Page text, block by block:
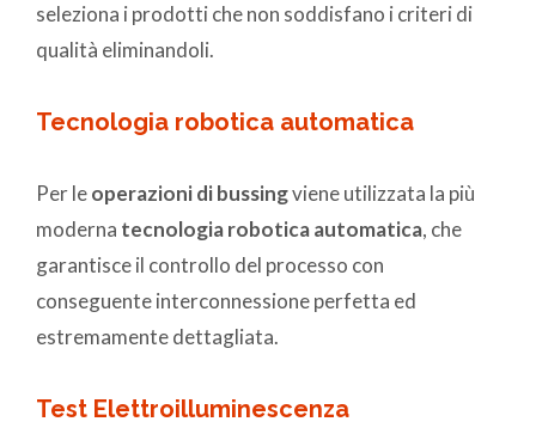
seleziona i prodotti che non soddisfano i criteri di
qualità eliminandoli.
Tecnologia robotica automatica
Per leoperazioni di bussingviene utilizzata la più
moderna tecnologia robotica automatica, che
garantisce il controllo del processo con
conseguente interconnessione perfetta ed
estremamente dettagliata.
Test Elettroilluminescenza